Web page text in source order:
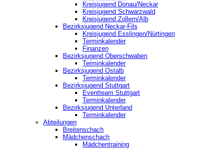
Kreisjugend Donau/Neckar
Kreisjugend Schwarzwald
Kreisjugend Zollern/Alb
Bezirksjugend Neckar-Fils
Kreisjugend ‎Esslingen/Nürtingen
Terminkalender
Finanzen
Bezirksjugend Oberschwaben
Terminkalender
Bezirksjugend Ostalb
Terminkalender
Bezirksjugend Stuttgart
‎Eventteam Stuttgart
Terminkalender
Bezirksjugend Unterland
Terminkalender
Abteilungen
Breitenschach
Mädchenschach
Mädchentraining